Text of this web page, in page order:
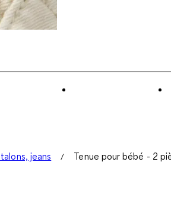
jeans Tenue pour bébé - 2